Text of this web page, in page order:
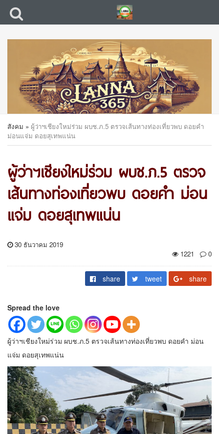
สังคม » ผู้ว่าฯเชียงใหม่ร่วม ผบช.ภ.5 ตรวจเส้นทางท่องเที่ยวพบ ดอยคำ
ม่อนแจ่ม ดอยสุเทพแน่น
ผู้ว่าฯเชียงใหม่ร่วม ผบช.ภ.5 ตรวจ
เส้นทางท่องเที่ยวพบ ดอยคำ ม่อน
แจ่ม ดอยสุเทพแน่น
30 ธันวาคม 2019
1221
0
share tweet share
Spread the love
ผู้ว่าฯเชียงใหม่ร่วม ผบช.ภ.5 ตรวจเส้นทางท่องเที่ยวพบ ดอยคำ ม่อน
แจ่ม ดอยสุเทพแน่น